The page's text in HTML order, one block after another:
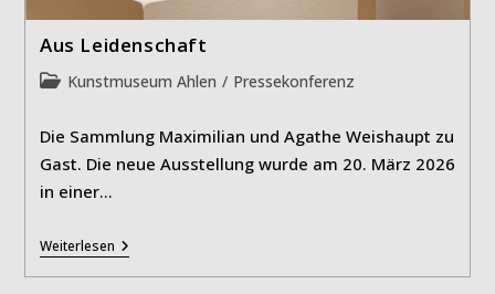
Aus Leidenschaft
Beitrags-
Kunstmuseum Ahlen / Pressekonferenz
Die Sammlung Maximilian und Agathe Weishaupt zu
Gast. Die neue Ausstellung wurde am 20. März 2026
in einer…
WeiterlesenAus
Leidenschaft